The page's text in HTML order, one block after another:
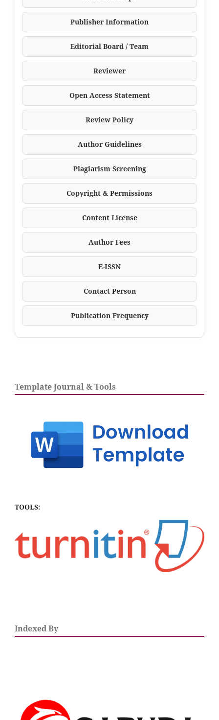
Publisher Information
Editorial Board / Team
Reviewer
Open Access Statement
Review Policy
Author Guidelines
Plagiarism Screening
Copyright & Permissions
Content License
Author Fees
E-ISSN
Contact Person
Publication Frequency
Template Journal & Tools
TOOLS:
Indexed By